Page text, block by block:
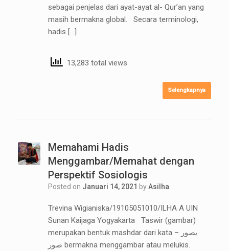
sebagai penjelas dari ayat-ayat al- Qur’an yang
masih bermakna global. Secara terminologi,
hadis […]
13,283 total views
Selengkapnya
Memahami Hadis
Menggambar/Memahat dengan
Perspektif Sosiologis
Posted on Januari 14, 2021 byAsilha
Trevina Wigianiska/19105051010/ILHA A UIN
Sunan Kaijaga Yogyakarta Taswir (gambar)
merupakan bentuk mashdar dari kata يصور –
صور bermakna menggambar atau melukis.